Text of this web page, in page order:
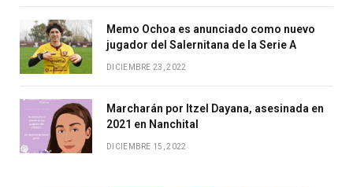
Memo Ochoa es anunciado como nuevo
jugador del Salernitana de la Serie A
DICIEMBRE 23, 2022
Marcharán por Itzel Dayana, asesinada en
2021 en Nanchital
DICIEMBRE 15, 2022